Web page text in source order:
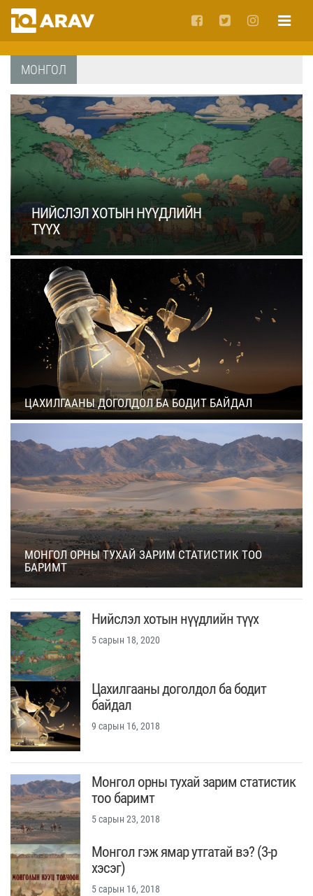
МОНГОЛ
НИЙСЛЭЛ ХОТЫН НҮҮДЛИЙН
ТҮҮХ
ЦАХИЛГААНЫ ДОГОЛДОЛ БА БОДИТ БАЙДАЛ
МОНГОЛ ОРНЫ ТУХАЙ ЗАРИМ СТАТИСТИК ТОО
БАРИМТ
Нийслэл хотын нүүдлийн түүх
5 сарын 18, 2020
Цахилгааны доголдол ба бодит
байдал
9 сарын 16, 2018
Монгол орны тухай зарим статистик
тоо баримт
5 сарын 23, 2018
Монгол гэж ямар утгатай вэ? (3-р
хэсэг)
5 сарын 16, 2018